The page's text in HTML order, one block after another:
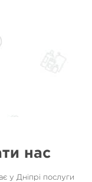
нас
у Дніпрі послуги